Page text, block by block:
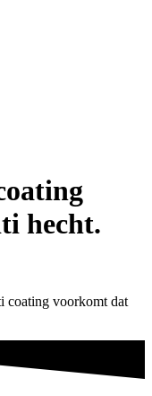
hecht.
coating voorkomt dat